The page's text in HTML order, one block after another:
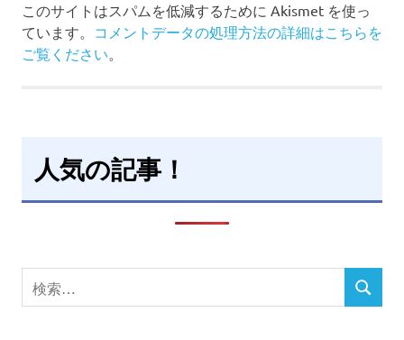
このサイトはスパムを低減するために Akismet を使っ
ています。 コメントデータの処理方法の詳細はこちらを
ご覧ください。
人気の記事！
検
索
検